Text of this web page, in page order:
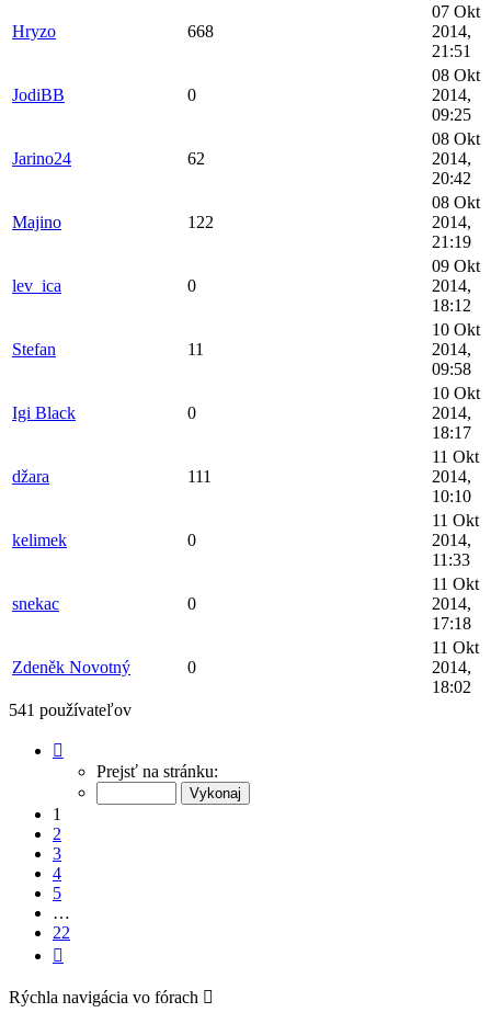
Hryzo 668
07 Okt
2014,
21:51
JodiBB 0
08 Okt
2014,
09:25
Jarino24 62
08 Okt
2014,
20:42
Majino 122
08 Okt
2014,
21:19
lev_ica 0
09 Okt
2014,
18:12
Stefan 11
10 Okt
2014,
09:58
Igi Black 0
10 Okt
2014,
18:17
džara 111
11 Okt
2014,
10:10
kelimek 0
11 Okt
2014,
11:33
snekac 0
11 Okt
2014,
17:18
Zdeněk Novotný 0
11 Okt
2014,
18:02
541 používateľov
Prejsť na stránku:
1
2
3
4
5
…
22
Rýchla navigácia vo fórach